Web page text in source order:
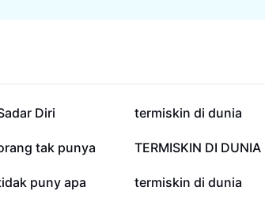
dan
perjalanan
rb Diri 11,5 rb
termiskin di dunia
tak punya 2,3 rb
TERMISKIN DI DUNIA
puny apa 746
termiskin di dunia